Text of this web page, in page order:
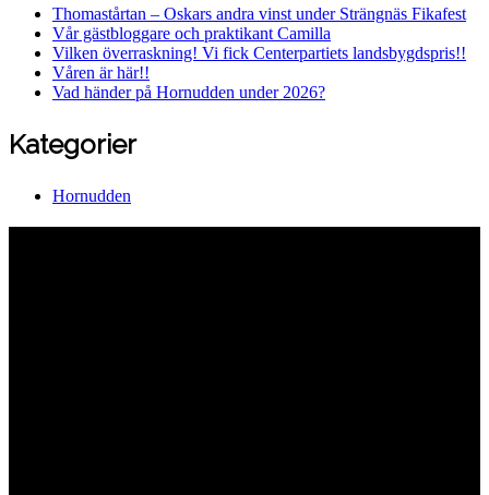
Thomastårtan – Oskars andra vinst under Strängnäs Fikafest
Vår gästbloggare och praktikant Camilla
Vilken överraskning! Vi fick Centerpartiets landsbygdspris!!
Våren är här!!
Vad händer på Hornudden under 2026?
Kategorier
Hornudden